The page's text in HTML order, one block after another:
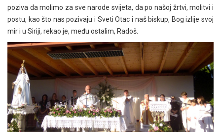
poziva da molimo za sve narode svijeta, da po našoj žrtvi, molitvi i
postu, kao što nas pozivaju i Sveti Otac i naš biskup, Bog izlije svoj
mir i u Siriji, rekao je, među ostalim, Radoš.